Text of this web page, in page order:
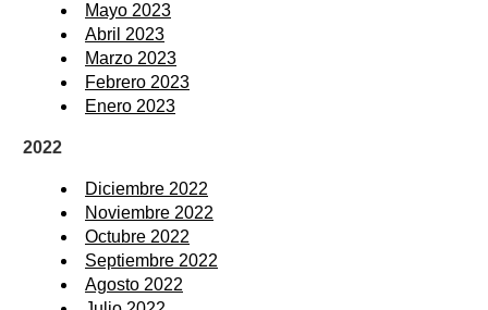
Mayo 2023
Abril 2023
Marzo 2023
Febrero 2023
Enero 2023
2022
Diciembre 2022
Noviembre 2022
Octubre 2022
Septiembre 2022
Agosto 2022